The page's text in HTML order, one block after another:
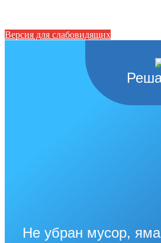
Версия для слабовидящих
Не убран мусор,